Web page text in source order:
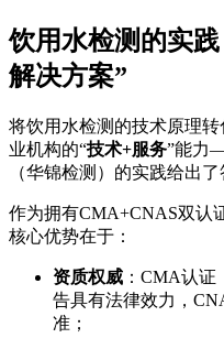
饮用水检测的实
解决方案”
将饮用水检测的技术原理
业机构的“技术+服务”能力
（华锦检测）的实践给出了
作为拥有CMA+CNAS双认
核心优势在于：
资质权威 ：CMA认证
告具有法律效力，
准；